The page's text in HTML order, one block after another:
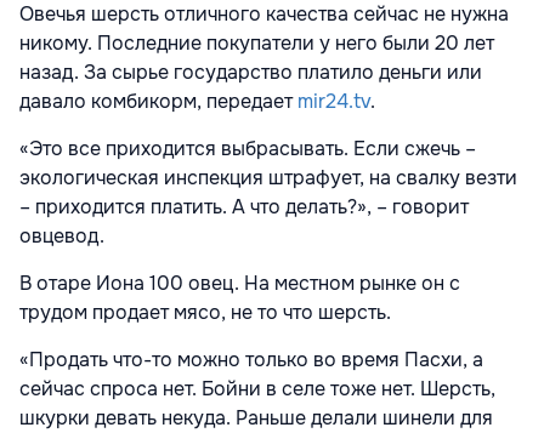
Овечья шерсть отличного качества сейчас не нужна
никому. Последние покупатели у него были 20 лет
назад. За сырье государство платило деньги или
давало комбикорм, передаетmir24.tv.
«Это все приходится выбрасывать. Если сжечь –
экологическая инспекция штрафует, на свалку везти
– приходится платить. А что делать?», – говорит
овцевод.
В отаре Иона 100 овец. На местном рынке он с
трудом продает мясо, не то что шерсть.
«Продать что-то можно только во время Пасхи, а
сейчас спроса нет. Бойни в селе тоже нет. Шерсть,
шкурки девать некуда. Раньше делали шинели для